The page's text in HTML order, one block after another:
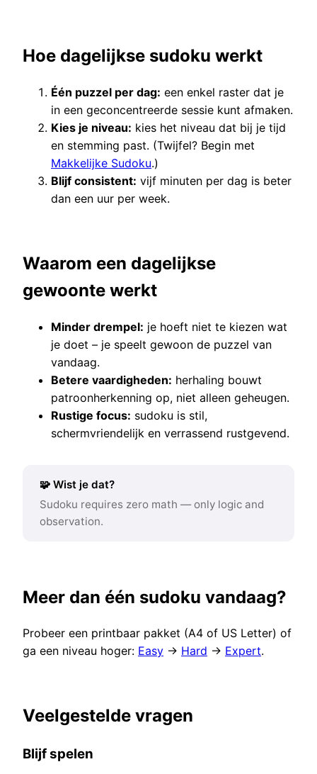
Hoe dagelijkse sudoku werkt
Één puzzel per dag: een enkel raster dat je
in een geconcentreerde sessie kunt afmaken.
Kies je niveau: kies het niveau dat bij je tijd
en stemming past. (Twijfel? Begin met
Makkelijke Sudoku.)
Blijf consistent: vijf minuten per dag is beter
dan een uur per week.
Waarom een dagelijkse
gewoonte werkt
Minder drempel: je hoeft niet te kiezen wat
je doet – je speelt gewoon de puzzel van
vandaag.
Betere vaardigheden: herhaling bouwt
patroonherkenning op, niet alleen geheugen.
Rustige focus: sudoku is stil,
schermvriendelijk en verrassend rustgevend.
🧩 Wist je dat?
Sudoku requires zero math — only logic and
observation.
Meer dan één sudoku vandaag?
Probeer een printbaar pakket (A4 of US Letter) of
ga een niveau hoger: Easy → Hard → Expert.
Veelgestelde vragen
Blijf spelen